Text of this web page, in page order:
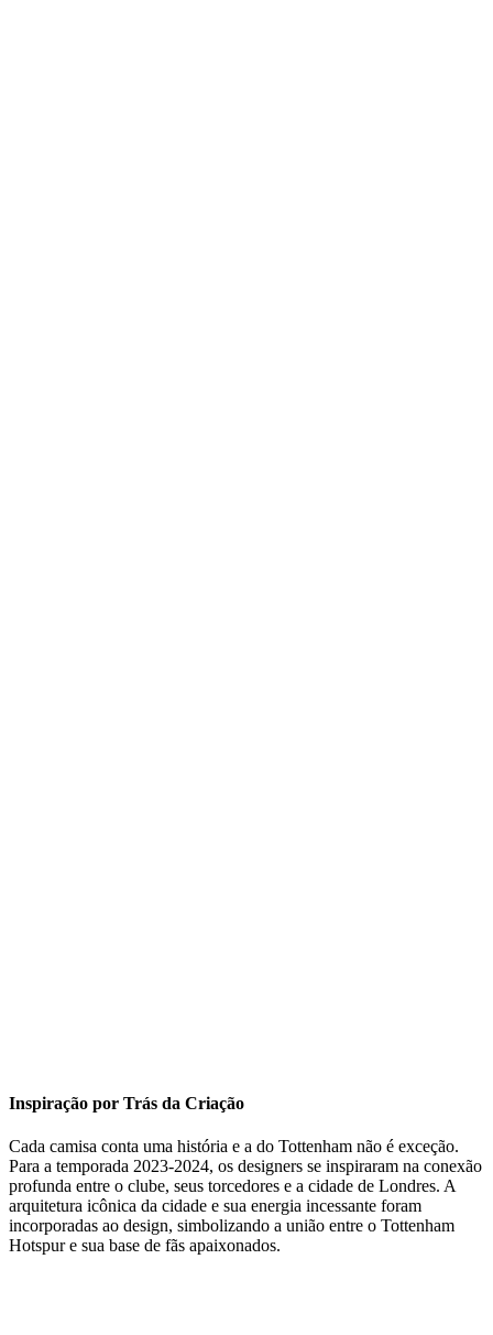
Inspiração por Trás da Criação
Cada camisa conta uma história e a do Tottenham não é exceção.
Para a temporada 2023-2024, os designers se inspiraram na conexão
profunda entre o clube, seus torcedores e a cidade de Londres. A
arquitetura icônica da cidade e sua energia incessante foram
incorporadas ao design, simbolizando a união entre o Tottenham
Hotspur e sua base de fãs apaixonados.